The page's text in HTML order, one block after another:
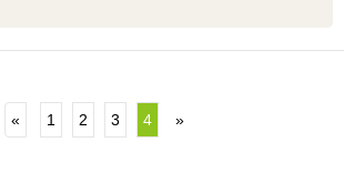
« 1 2 3 4 »